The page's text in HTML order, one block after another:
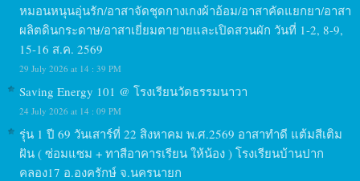
หมอนหนุนอุ่นรัก/อาสาจัดชุดกางเกงผ้าอ้อม/อาสาคัดแยกยา/อาสา
ผลิตดินกระดาษ/อาสาเยี่ยมตายายและเปิดสวนผัก วันที่ 1-2, 8-9,
15-16 ส.ค. 2569
29 July 2026 at 14 : 39 PM
Saving Energy 101 @ โรงเรียนวัดธรรมนาวา
24 July 2026 at 14 : 09 PM
รุ่น 1 ปี 69 วันเสาร์ที่ 22 สิงหาคม พ.ศ.2569 อาสาทำดี แต้มสีเติม
ฝัน ( ซ่อมแซม + ทาสีอาคารเรียน ให้น้อง ) โรงเรียนบ้านปาก
คลอง17 อ.องครักษ์ จ.นครนายก